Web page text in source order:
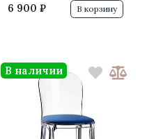
6 900 ₽ В корзину
В наличии